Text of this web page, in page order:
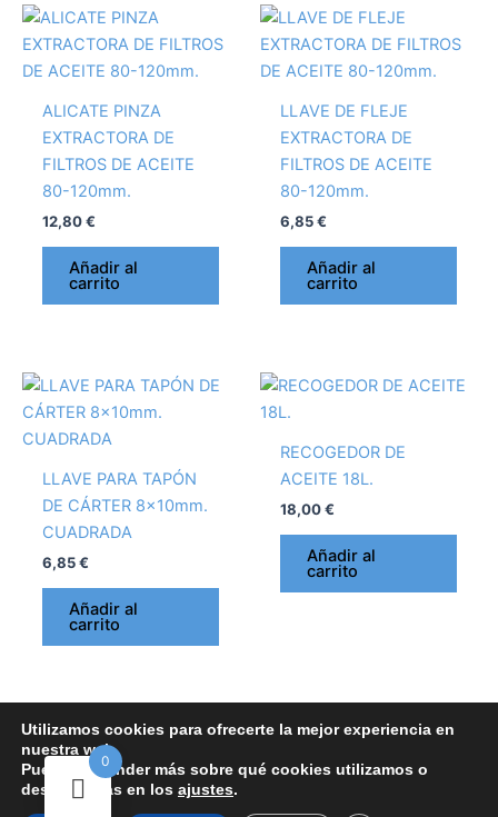
ALICATE PINZA
EXTRACTORA DE
FILTROS DE ACEITE
80-120mm.
12,80€
Añadir al
carrito
LLAVE DE FLEJE
EXTRACTORA DE
FILTROS DE ACEITE
80-120mm.
6,85€
Añadir al
carrito
LLAVE PARA TAPÓN
DE CÁRTER 8x10mm.
CUADRADA
6,85€
Añadir al
carrito
RECOGEDOR DE
ACEITE 18L.
18,00€
Añadir al
carrito
Aviso Legal y términos y condiciones-Política de Cookies-Política de
devoluciones y reembolsos-Política de Privacidad
Utilizamos cookies para ofrecerte la mejor experiencia en
nuestra web.
Puedes aprender más sobre qué cookies utilizamos o
desactivarlas en los ajustes.
0